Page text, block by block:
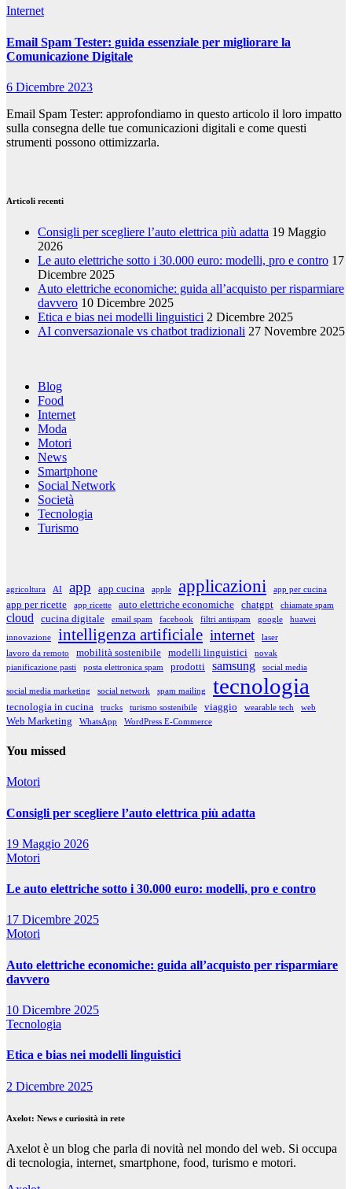
Internet
Email Spam Tester: guida essenziale per migliorare la
Comunicazione Digitale
6 Dicembre 2023
Email Spam Tester: approfondiamo in questo articolo il loro impatto
sulla consegna delle tue comunicazioni digitali e come questi
strumenti possono ottimizzarla.
Articoli recenti
Consigli per scegliere l’auto elettrica più adatta 19 Maggio
2026
Le auto elettriche sotto i 30.000 euro: modelli, pro e contro 17
Dicembre 2025
Auto elettriche economiche: guida all’acquisto per risparmiare
davvero 10 Dicembre 2025
Etica e bias nei modelli linguistici 2 Dicembre 2025
AI conversazionale vs chatbot tradizionali 27 Novembre 2025
Blog
Food
Internet
Moda
Motori
News
Smartphone
Social Network
Società
Tecnologia
Turismo
agricoltura AI app app cucina apple applicazioni app per cucina
app per ricette app ricette auto elettriche economiche chatgpt chiamate spam
cloud cucina digitale email spam facebook filtri antispam google huawei
innovazione intelligenza artificiale internet
laser
lavoro da remoto
mobilità sostenibile modelli linguistici
novak
pianificazione pasti
posta elettronica spam prodotti samsung social media
social media marketing social network spam mailing tecnologia
tecnologia in cucina trucks turismo sostenibile viaggio wearable tech web
Web Marketing WhatsApp WordPress E-Commerce
You missed
Motori
Consigli per scegliere l’auto elettrica più adatta
19 Maggio 2026
Motori
Le auto elettriche sotto i 30.000 euro: modelli, pro e contro
17 Dicembre 2025
Motori
Auto elettriche economiche: guida all’acquisto per risparmiare
davvero
10 Dicembre 2025
Tecnologia
Etica e bias nei modelli linguistici
2 Dicembre 2025
Axelot: News e curiosità in rete
Axelot è un blog che parla di novità nel mondo del web. Si occupa
di tecnologia, internet, smartphone, food, turismo e motori.